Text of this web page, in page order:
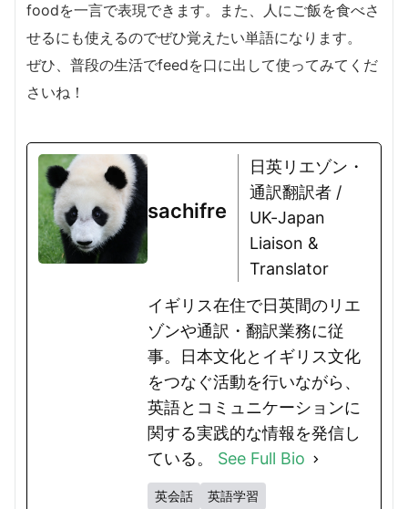
foodを一言で表現できます。また、人にご飯を食べさ
せるにも使えるのでぜひ覚えたい単語になります。
ぜひ、普段の生活でfeedを口に出して使ってみてくだ
さいね！
sachifre
日英リエゾン・
通訳翻訳者 /
UK-Japan
Liaison &
Translator
イギリス在住で日英間のリエ
ゾンや通訳・翻訳業務に従
事。日本文化とイギリス文化
をつなぐ活動を行いながら、
英語とコミュニケーションに
関する実践的な情報を発信し
ている。 See Full Bio
英会話
英語学習